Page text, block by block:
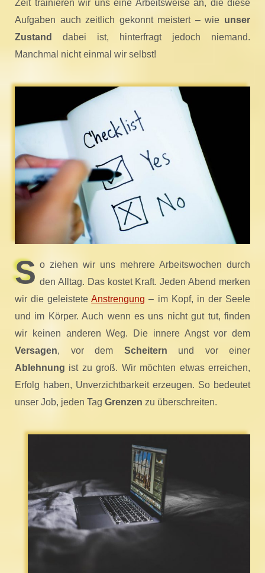
Zeit trainieren wir uns eine Arbeitsweise an, die diese
Aufgaben auch zeitlich gekonnt meistert – wie unser
Zustand
dabei ist, hinterfragt jedoch niemand.
Manchmal nicht einmal wir selbst!
S o ziehen wir uns mehrere Arbeitswochen durch
den Alltag. Das kostet Kraft. Jeden Abend merken
wir die geleisteteAnstrengung – im Kopf, in der Seele
und im Körper. Auch wenn es uns nicht gut tut, finden
wir keinen anderen Weg. Die innere Angst vor dem
Versagen, vor dem Scheitern und vor einer
Ablehnung ist zu groß. Wir möchten etwas erreichen,
Erfolg haben, Unverzichtbarkeit erzeugen. So bedeutet
unser Job, jeden Tag Grenzen zu überschreiten.